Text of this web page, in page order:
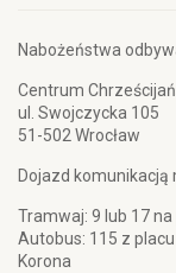
Nabożeństwa
Centrum
ul. Swojczycka 105
51-502 Wrocław
Dojazd komunikacją
Tramwaj: 9 lub 17 na
Autobus: 115 z
Korona